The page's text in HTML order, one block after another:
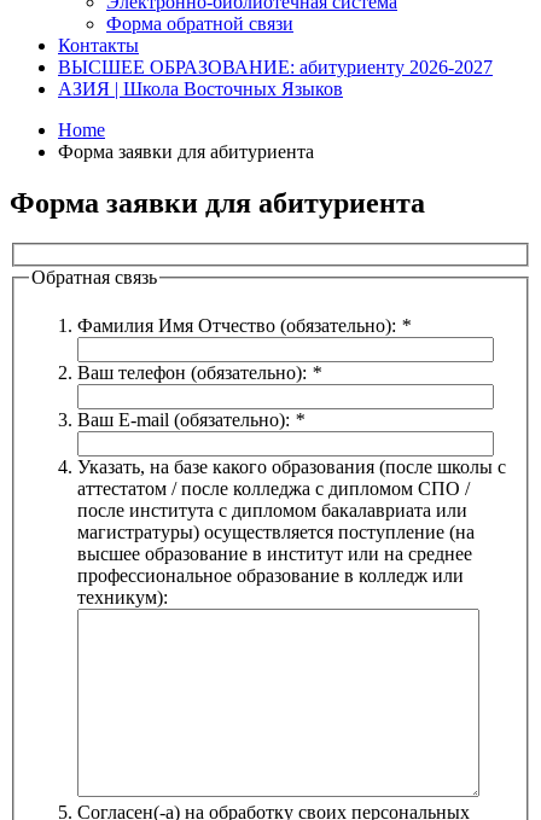
Форма обратной связи
Контакты
ВЫСШЕЕ ОБРАЗОВАНИЕ: абитуриенту 2026-2027
АЗИЯ | Школа Восточных Языков
Home
Форма заявки для абитуриента
Форма заявки для абитуриента
Обратная связь
Фамилия Имя Отчество (обязательно): *
Ваш телефон (обязательно): *
Ваш E-mail (обязательно): *
Указать, на базе какого образования (после школы с
аттестатом / после колледжа с дипломом СПО /
после института с дипломом бакалавриата или
магистратуры) осуществляется поступление (на
высшее образование в институт или на среднее
профессиональное образование в колледж или
техникум):
Согласен(-а) на обработку своих персональных